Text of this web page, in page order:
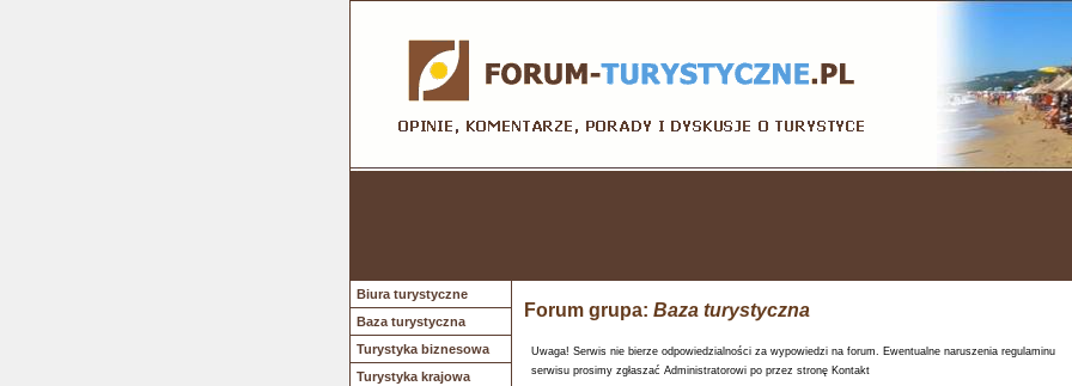
Biura turystyczne
Baza turystyczna
Turystyka biznesowa
Turystyka krajowa
Forum grupa: Baza turystyczna
Uwaga! Serwis nie bierze odpowiedzialności za wypowiedzi na forum. Ewentualne naruszenia regulaminu
serwisu prosimy zgłaszać Administratorowi po przez stronę Kontakt